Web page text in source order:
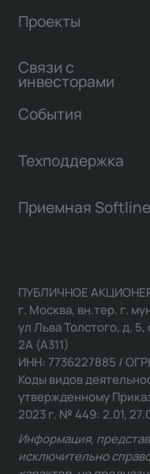
Проекты
Связи с
инвесторами
События
Техподдержка
Приемная Softline
ПУБЛИЧНОЕ
г. Москва, вн.тер. г.
ул Льва Толстого, д.
2А (А311)
ИНН: 7736227885 /
Коды видов
утвержденному
2023 г. № 449: 2.01,
Информация,
исключительно